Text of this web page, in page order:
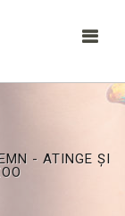
- ATINGE ȘI